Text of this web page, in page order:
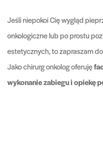
Jeśli niepokoi Cię wygląd
onkologiczne lub po prostu
estetycznych, to zapraszam
Jako chirurg onkolog oferuję
wykonanie zabiegu i opiekę